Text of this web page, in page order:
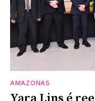
AMAZONAS